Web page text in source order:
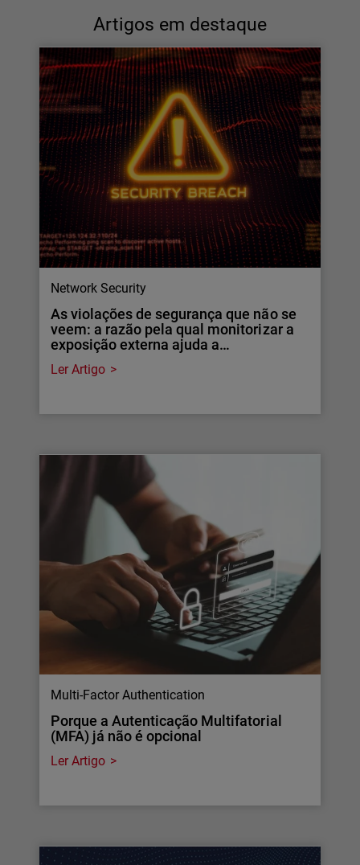
Artigos em destaque
Network Security
As violações de segurança que não se
veem: a razão pela qual monitorizar a
exposição externa ajuda a…
Ler Artigo
Multi-Factor Authentication
Porque a Autenticação Multifatorial
(MFA) já não é opcional
Ler Artigo